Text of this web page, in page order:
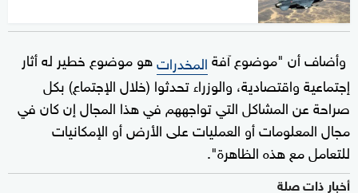
وأضاف أن "موضوع آفةالمخدراتهو موضوع خطير له أثار
إجتماعية واقتصادية، والوزراء تحدثوا (خلال الإجتماع) بكل
صراحة عن المشاكل التي تواجههم في هذا المجال إن كان في
مجال المعلومات أو العمليات على الأرض أو الإمكانيات
للتعامل مع هذه الظاهرة".
أخبار ذات صلة